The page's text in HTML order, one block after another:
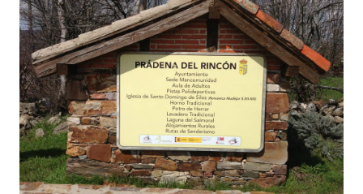
Producto
Reserva
de
la
Biosfera
Sierra
del
Rincón